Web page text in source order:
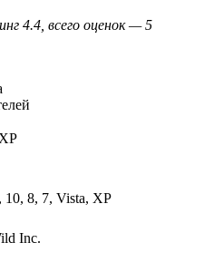
4.4, всего оценок — 5
10, 8, 7, Vista, XP
Inc.